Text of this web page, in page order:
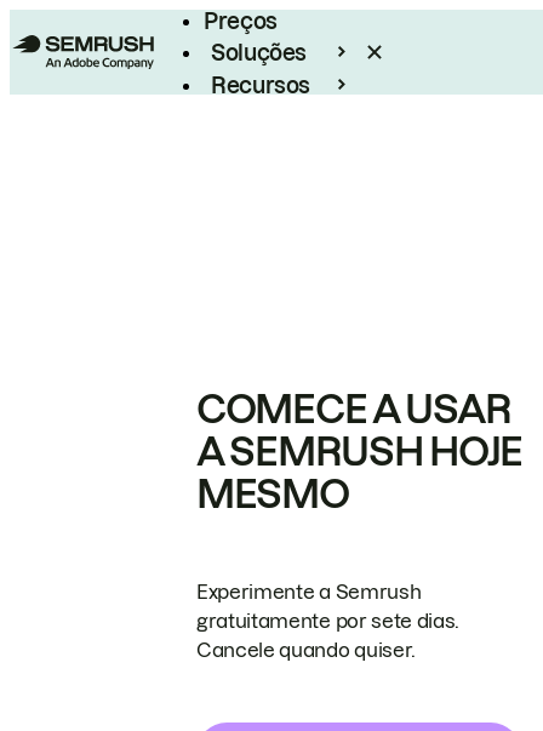
Preços
Soluções
Recursos
COMECE A USAR
A SEMRUSH HOJE
MESMO
Experimente a Semrush
gratuitamente por sete dias.
Cancele quando quiser.